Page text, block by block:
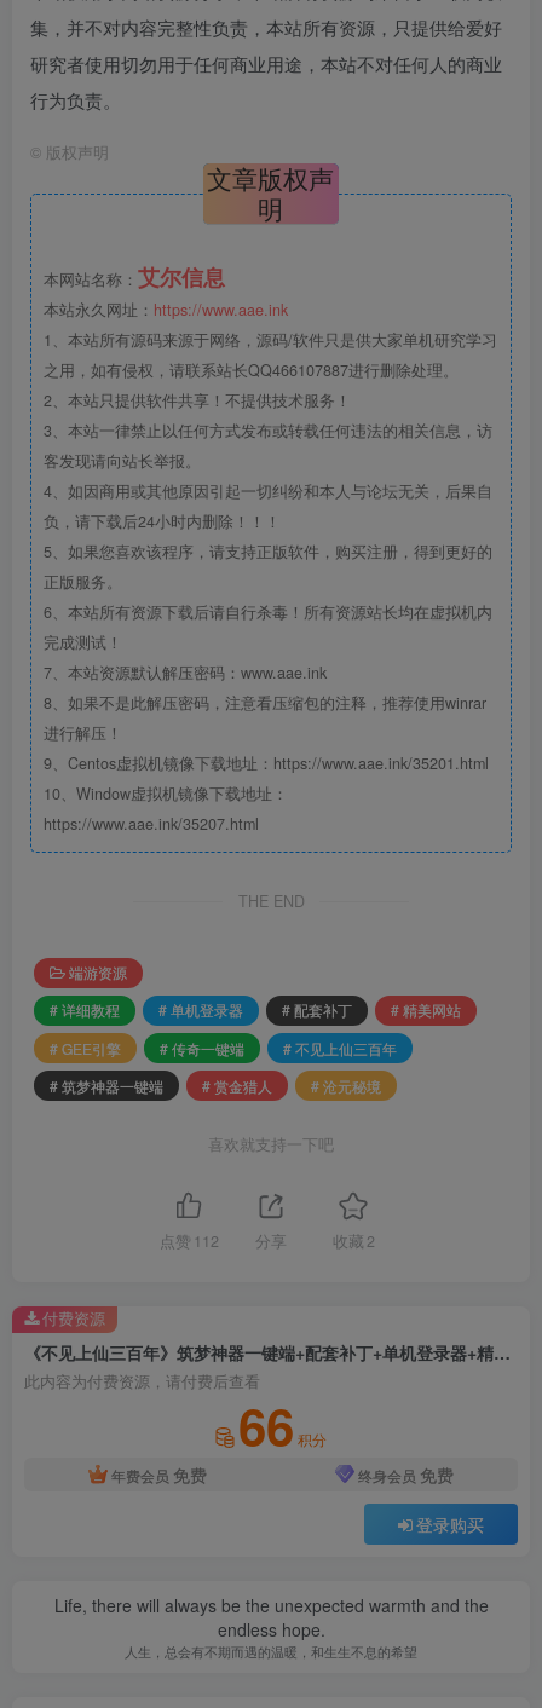
集，并不对内容完整性负责，本站所有资源，只提供给爱好
研究者使用切勿用于任何商业用途，本站不对任何人的商业
行为负责。
© 版权声明
文章版权声
明
本网站名称： 艾尔信息
本站永久网址： https://www.aae.ink
1、本站所有源码来源于网络，源码/软件只是供大家单机研究学习
之用，如有侵权，请联系站长QQ466107887进行删除处理。
2、本站只提供软件共享！不提供技术服务！
3、本站一律禁止以任何方式发布或转载任何违法的相关信息，访
客发现请向站长举报。
4、如因商用或其他原因引起一切纠纷和本人与论坛无关，后果自
负，请下载后24小时内删除！！！
5、如果您喜欢该程序，请支持正版软件，购买注册，得到更好的
正版服务。
6、本站所有资源下载后请自行杀毒！所有资源站长均在虚拟机内
完成测试！
7、本站资源默认解压密码：www.aae.ink
8、如果不是此解压密码，注意看压缩包的注释，推荐使用winrar
进行解压！
9、Centos虚拟机镜像下载地址：https://www.aae.ink/35201.html
10、Window虚拟机镜像下载地址：
https://www.aae.ink/35207.html
THE END
端游资源
# 详细教程
# 单机登录器 # 配套补丁
# 精美网站
# GEE引擎
# 传奇一键端
# 不见上仙三百年
# 筑梦神器一键端
# 赏金猎人 # 沧元秘境
喜欢就支持一下吧
点赞 112 分享 收藏 2
《不见上仙三百年》筑梦神器一键端+配套补丁+单机登录器+精美网站+详细教程+赏金猎人+沧元秘境+传奇一键端+GEE引擎
此内容为付费资源，请付费后查看
66 积分
年费会员 免费 终身会员 免费
登录购买
付费资源
Life, there will always be the unexpected warmth and the
endless hope.
人生，总会有不期而遇的温暖，和生生不息的希望